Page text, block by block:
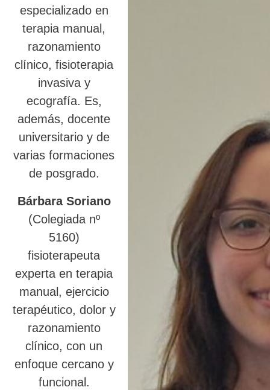
especializado en
terapia manual,
razonamiento
clínico, fisioterapia
invasiva y
ecografía. Es,
además, docente
universitario y de
varias formaciones
de posgrado.
Bárbara Soriano
(Colegiada nº
5160)
fisioterapeuta
experta en terapia
manual, ejercicio
terapéutico, dolor y
razonamiento
clínico, con un
enfoque cercano y
funcional.